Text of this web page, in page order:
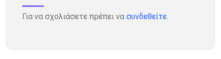
Για να σχολιάσετε πρέπει να συνδεθείτε.